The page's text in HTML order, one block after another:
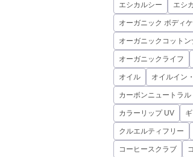
エシカルシー エシ
オーガニック ボディ
オーガニックコットン
オーガニックライフ
オイル オイルイン
カーボンニュートラル
カラーリップ UV
クルエルティフリー
コーヒースクラブ